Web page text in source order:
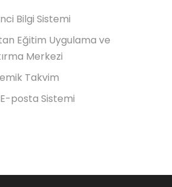
Bilgi Sistemi
Eğitim Uygulama ve
Merkezi
Takvim
posta Sistemi